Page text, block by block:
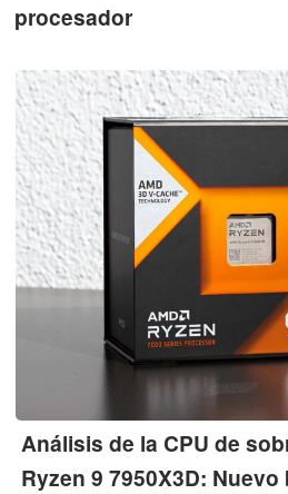
procesador
Análisis de la CPU de
Ryzen 9 7950X3D: